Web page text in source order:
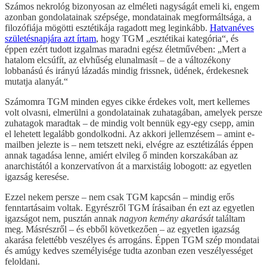
Számos nekrológ bizonyosan az elméleti nagyságát emeli ki, engem
azonban gondolatainak szépsége, mondatainak megformáltsága, a
filozófiája mögötti esztétikája ragadott meg leginkább. Hatvanéves
születésnapjára azt írtam, hogy TGM „esztétikai kategória“, és
éppen ezért tudott izgalmas maradni egész életművében: „Mert a
hatalom elcsúfít, az elvhűség elunalmasít – de a változékony
lobbanású és irányú lázadás mindig frissnek, üdének, érdekesnek
mutatja alanyát.“
Számomra TGM minden egyes cikke érdekes volt, mert kellemes
volt olvasni, elmerülni a gondolatainak zuhatagában, amelyek persze
zuhatagok maradtak – de mindig volt bennük egy-egy csepp, amin
el lehetett legalább gondolkodni. Az akkori jellemzésem – amint e-
mailben jelezte is – nem tetszett neki, elvégre az esztétizálás éppen
annak tagadása lenne, amiért elvileg ő minden korszakában az
anarchistától a konzervatívon át a marxistáig lobogott: az egyetlen
igazság keresése.
Ezzel nekem persze – nem csak TGM kapcsán – mindig erős
fenntartásaim voltak. Egyrészről TGM írásaiban én ezt az egyetlen
igazságot nem, pusztán annak nagyon kemény akarásáttaláltam
meg. Másrészről – és ebből következően – az egyetlen igazság
akarása felettébb veszélyes és arrogáns. Éppen TGM szép mondatai
és amúgy kedves személyisége tudta azonban ezen veszélyességet
feloldani.